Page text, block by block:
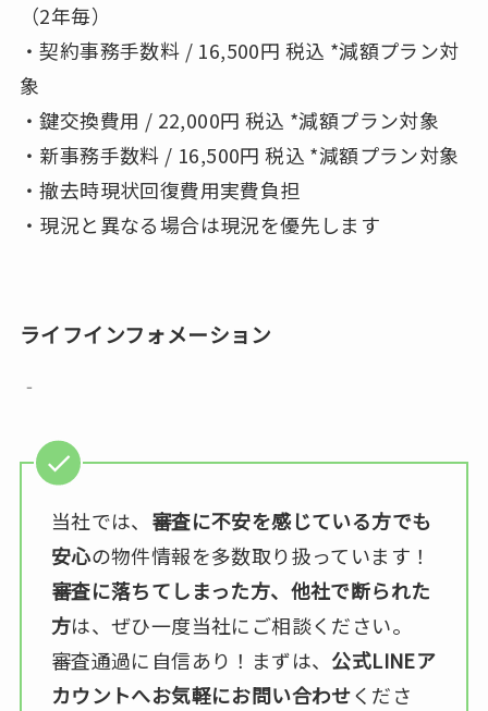
（2年毎）
・契約事務手数料 / 16,500円 税込 *減額プラン対
象
・鍵交換費用 / 22,000円 税込 *減額プラン対象
・新事務手数料 / 16,500円 税込 *減額プラン対象
・撤去時現状回復費用実費負担
・現況と異なる場合は現況を優先します
ライフインフォメーション
‐
当社では、 審査に不安を感じている方でも
安心の物件情報を多数取り扱っています！
審査に落ちてしまった方、他社で断られた
方は、ぜひ一度当社にご相談ください。
審査通過に自信あり！まずは、 公式LINEア
カウントへお気軽にお問い合わせくださ